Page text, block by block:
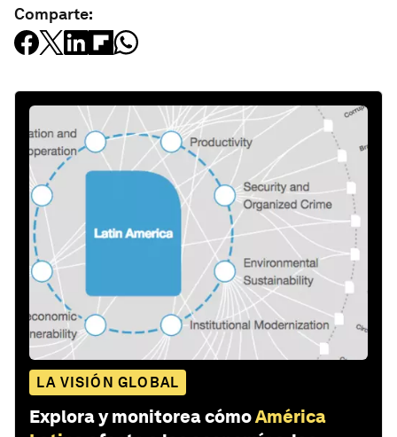
Comparte:
LA VISIÓN GLOBAL
Explora y monitorea cómoAmérica